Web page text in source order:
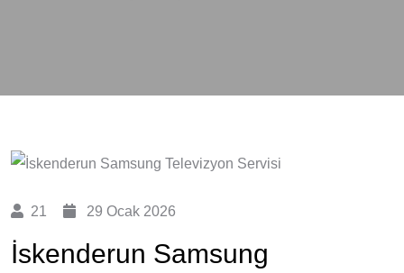
21 29 Ocak 2026
İskenderun Samsung